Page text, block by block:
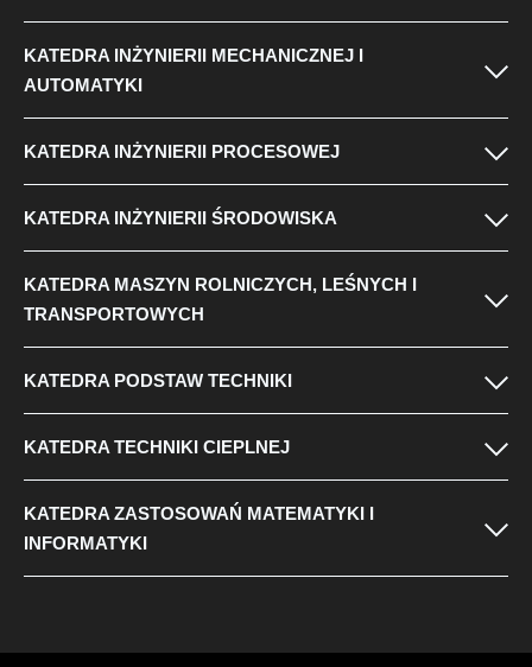
KATEDRA INŻYNIERII MECHANICZNEJ I
AUTOMATYKI
KATEDRA INŻYNIERII PROCESOWEJ
KATEDRA INŻYNIERII ŚRODOWISKA
KATEDRA MASZYN ROLNICZYCH, LEŚNYCH I
TRANSPORTOWYCH
KATEDRA PODSTAW TECHNIKI
KATEDRA TECHNIKI CIEPLNEJ
KATEDRA ZASTOSOWAŃ MATEMATYKI I
INFORMATYKI